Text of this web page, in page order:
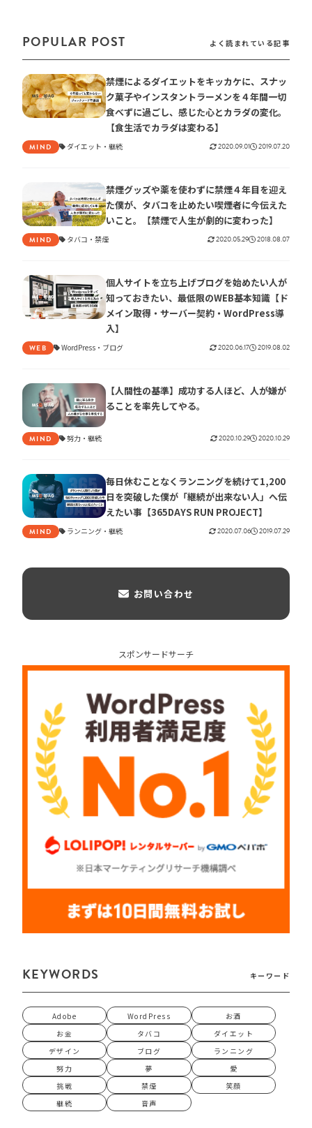
POPULAR POST よく読まれている記事
禁煙によるダイエットをキッカケに、スナッ
ク菓子やインスタントラーメンを４年間一切
食べずに過ごし、感じた心とカラダの変化。
【食生活でカラダは変わる】
MIND ダイエット 継続 2020.09.01 2019.07.20
禁煙グッズや薬を使わずに禁煙４年目を迎え
た僕が、タバコを止めたい喫煙者に今伝えた
いこと。【禁煙で人生が劇的に変わった】
MIND タバコ 禁煙 2020.05.29 2018.08.07
個人サイトを立ち上げブログを始めたい人が
知っておきたい、最低限のWEB基本知識【ド
メイン取得・サーバー契約・WordPress導
入】
WEB WordPress ブログ 2020.06.17 2019.08.02
【人間性の基準】成功する人ほど、人が嫌が
ることを率先してやる。
MIND 努力 継続 2020.10.29 2020.10.29
毎日休むことなくランニングを続けて1,200
日を突破した僕が「継続が出来ない人」へ伝
えたい事【365DAYS RUN PROJECT】
MIND ランニング 継続 2020.07.06 2019.07.29
お問い合わせ
スポンサードサーチ
KEYWORDS キーワード
Adobe WordPress
お酒
お金
タバコ
ダイエット
デザイン
ブログ
ランニング
努力
夢
愛
挑戦
禁煙
笑顔
継続
音声